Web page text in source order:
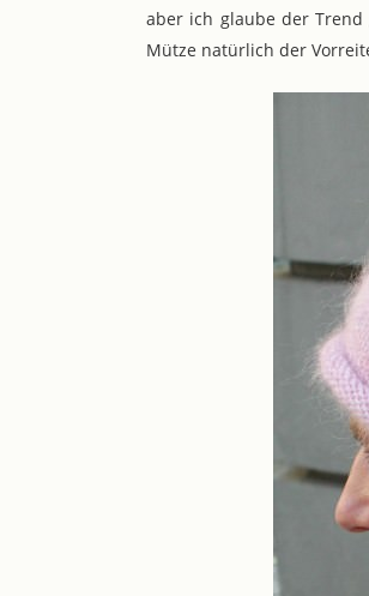
aber ich glaube der
Mütze natürlich der